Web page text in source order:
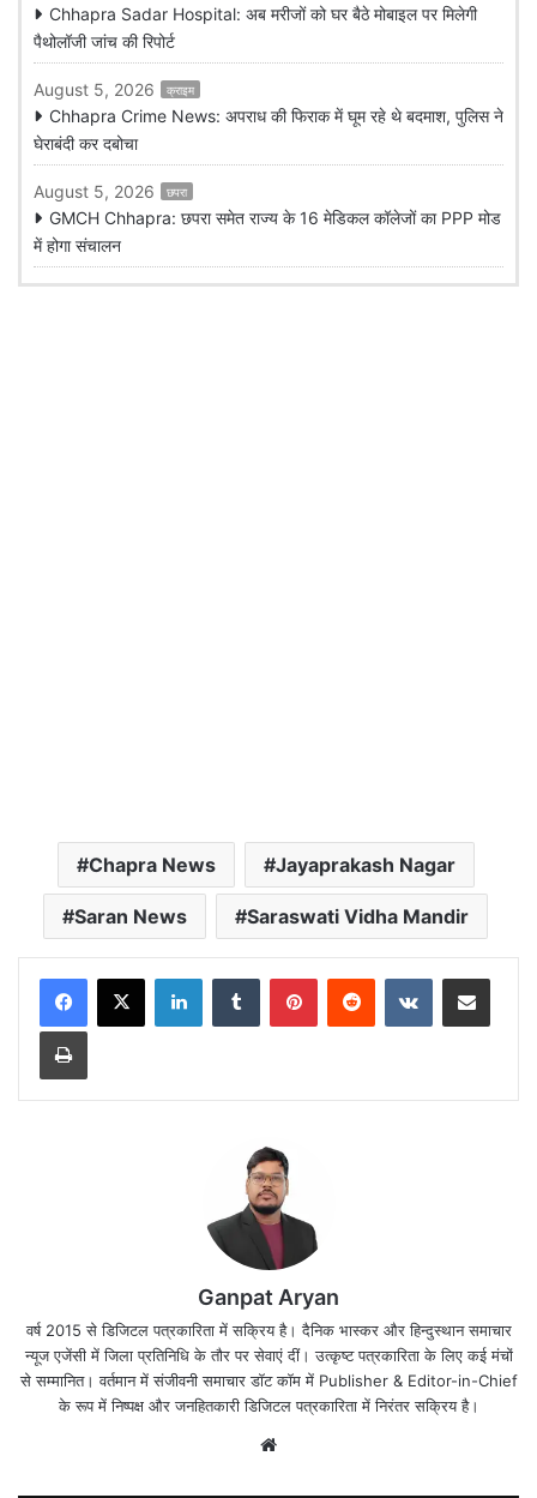
Chhapra Sadar Hospital: अब मरीजों को घर बैठे मोबाइल पर मिलेगी
पैथोलॉजी जांच की रिपोर्ट
August 5, 2026 क्राइम
Chhapra Crime News: अपराध की फिराक में घूम रहे थे बदमाश, पुलिस ने
घेराबंदी कर दबोचा
August 5, 2026 छपरा
GMCH Chhapra: छपरा समेत राज्य के 16 मेडिकल कॉलेजों का PPP मोड
में होगा संचालन
Chapra News Jayaprakash Nagar
Saran News Saraswati Vidha Mandir
LinkedInTumblr PinterestReddit VKontakteShare via Email
Print
Ganpat Aryan
वर्ष 2015 से डिजिटल पत्रकारिता में सक्रिय है। दैनिक भास्कर और हिन्दुस्थान समाचार
न्यूज एजेंसी में जिला प्रतिनिधि के तौर पर सेवाएं दीं। उत्कृष्ट पत्रकारिता के लिए कई मंचों
से सम्मानित। वर्तमान में संजीवनी समाचार डॉट कॉम में Publisher & Editor-in-Chief
के रूप में निष्पक्ष और जनहितकारी डिजिटल पत्रकारिता में निरंतर सक्रिय है।